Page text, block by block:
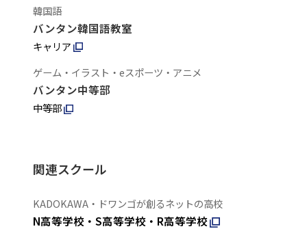
韓国語
バンタン韓国語教室
キャリア
ゲーム・イラスト・eスポーツ・アニメ
バンタン中等部
中等部
関連スクール
KADOKAWA・ドワンゴが創るネットの高校
N高等学校・S高等学校・R高等学校